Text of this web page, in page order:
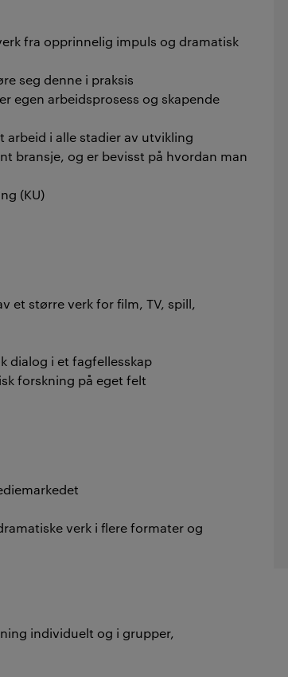
fra opprinnelig impuls og dramatisk
seg denne i praksis
egen arbeidsprosess og skapende
i alle stadier av utvikling
bransje, og er bevisst på hvordan man
(KU)
et større verk for film, TV, spill,
dialog i et fagfellesskap
forskning på eget felt
verk i flere formater og
individuelt og i grupper,